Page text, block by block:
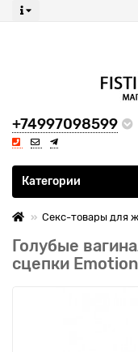
+74997098599
Все категории
Категории
Секс-товары для
Голубые
сцепки